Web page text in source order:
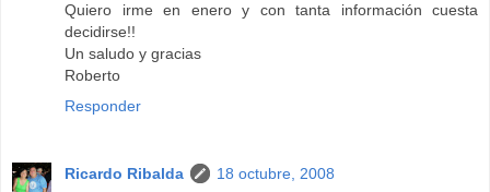
Quiero irme en enero y con tanta información cuesta
decidirse!!
Un saludo y gracias
Roberto
Responder
Ricardo Ribalda
18 octubre, 2008